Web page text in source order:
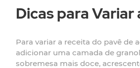
Dicas para Variar
Para variar a receita do pavê
adicionar uma camada de
sobremesa mais doce,